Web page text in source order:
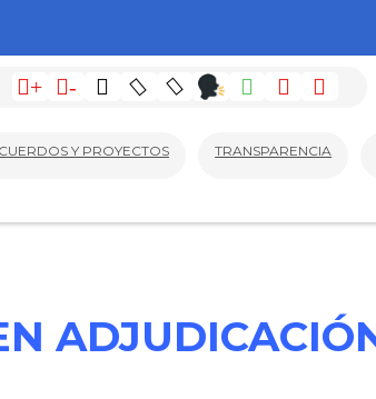
+ -
Y PROYECTOS TRANSPARENCIA